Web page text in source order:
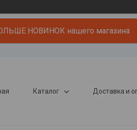
НОВИНОК нашего магазина
Каталог Доставка и